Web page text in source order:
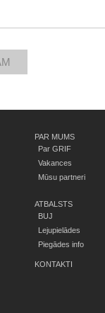
PAR MUMS
Par GRIF
Vakances
Mūsu partneri
ATBALSTS
BUJ
Lejupielādes
Piegādes info
KONTAKTI